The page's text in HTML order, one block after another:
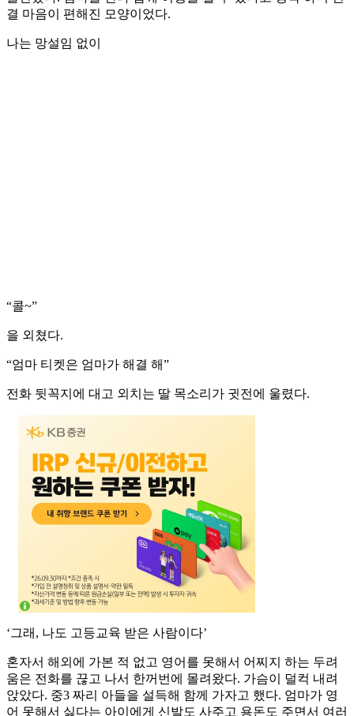
결 마음이 편해진 모양이었다.
나는 망설임 없이
“콜~”
을 외쳤다.
“엄마 티켓은 엄마가 해결 해”
전화 뒷꼭지에 대고 외치는 딸 목소리가 귓전에 울렸다.
‘그래, 나도 고등교육 받은 사람이다’
혼자서 해외에 가본 적 없고 영어를 못해서 어찌지 하는 두려
움은 전화를 끊고 나서 한꺼번에 몰려왔다. 가슴이 덜컥 내려
앉았다. 중3 짜리 아들을 설득해 함께 가자고 했다. 엄마가 영
어 못해서 싫다는 아이에게 신발도 사주고 용돈도 주면서 여러